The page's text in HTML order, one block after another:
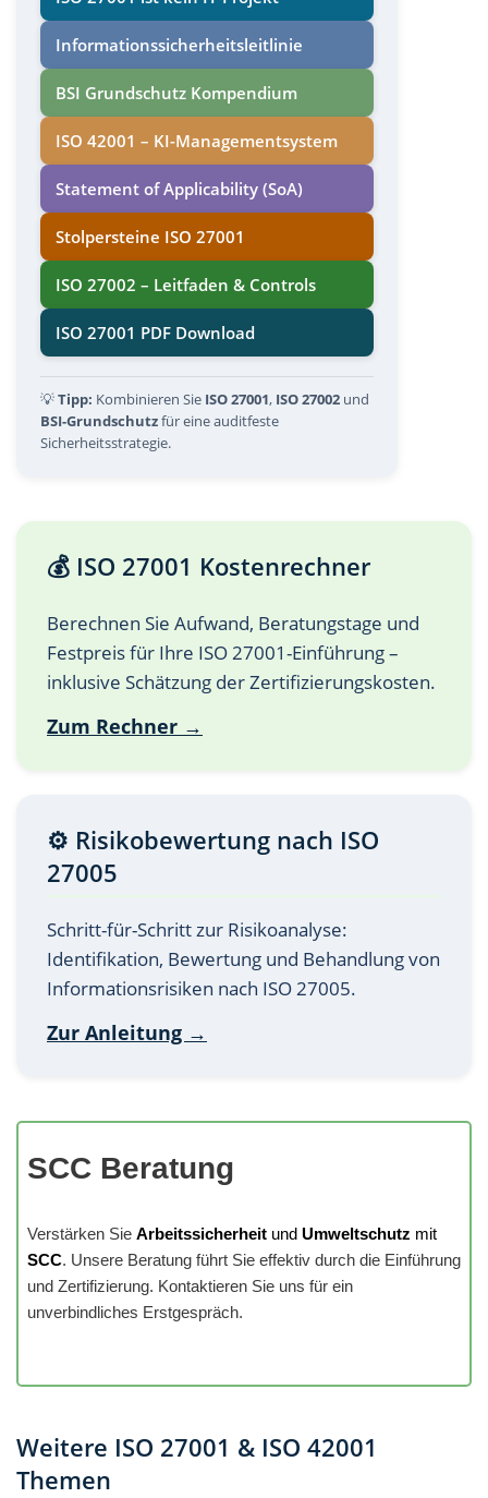
Informations­sicherheits­leitlinie
BSI Grundschutz Kompendium
ISO 42001 – KI-Managementsystem
Statement of Applicability (SoA)
Stolpersteine ISO 27001
ISO 27002 – Leitfaden & Controls
ISO 27001 PDF Download
💡Tipp: Kombinieren Sie ISO 27001, ISO 27002 und
BSI-Grundschutzfür eine auditfeste
Sicherheitsstrategie.
💰 ISO 27001 Kostenrechner
Berechnen Sie Aufwand, Beratungstage und
Festpreis für Ihre ISO 27001-Einführung –
inklusive Schätzung der Zertifizierungskosten.
Zum Rechner →
⚙️ Risikobewertung nach ISO
27005
Schritt-für-Schritt zur Risikoanalyse:
Identifikation, Bewertung und Behandlung von
Informationsrisiken nach ISO 27005.
Zur Anleitung →
SCC Beratung
Verstärken Sie Arbeitssicherheit und Umweltschutz mit
SCC. Unsere Beratung führt Sie effektiv durch die Einführung
und Zertifizierung. Kontaktieren Sie uns für ein
unverbindliches Erstgespräch.
Weitere ISO 27001 & ISO 42001
Themen